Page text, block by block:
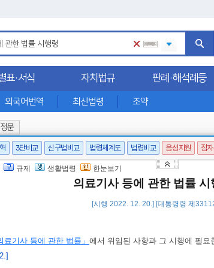
외국어번역 최신법령 조약
표·서식 자치법규 판례·해석례등
문
3단비교 신구법비교 법령체계도 법령비교 음성지원 점
규제 생활법령 한눈보기
의료기사 등에 관한 법률 시
[시행 2022. 12. 20.] [대통령령 제
료기사 등에 관한 법률」 에서 위임된 사항과 그 시행에 필